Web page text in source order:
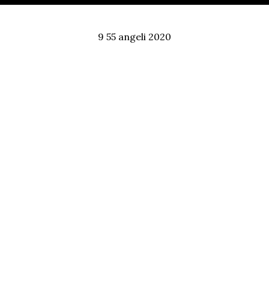
9 55 angeli 2020